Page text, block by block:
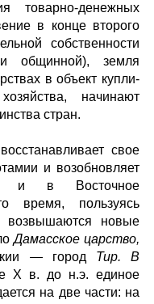
товарно-денежных
в конце второго
собственности
общинной), земля
в объект купли-
начинают
стран.
восстанавливает свое
и возобновляет
и в Восточное
время, пользуясь
возвышаются новые
Дамасское царство,
— город Тир. В
Х в. до н.э. единое
на две части: на